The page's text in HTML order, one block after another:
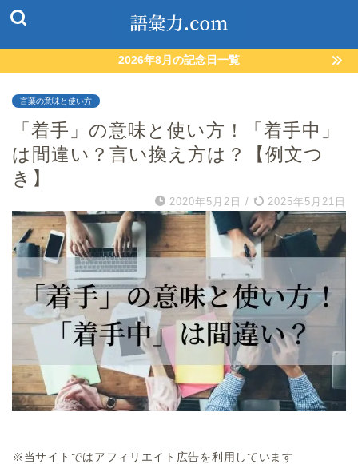
2026年8月の記念日一覧
言葉の意味と使い方
「着手」の意味と使い方！「着手中」
は間違い？言い換え方は？【例文つ
き】
2020年5月2日 / 2025年5月21日
※当サイトではアフィリエイト広告を利用しています